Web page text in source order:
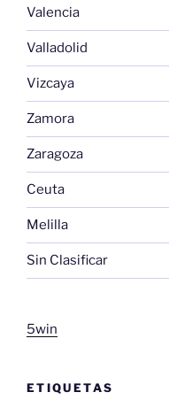
Valencia
Valladolid
Vizcaya
Zamora
Zaragoza
Ceuta
Melilla
Sin Clasificar
5win
ETIQUETAS